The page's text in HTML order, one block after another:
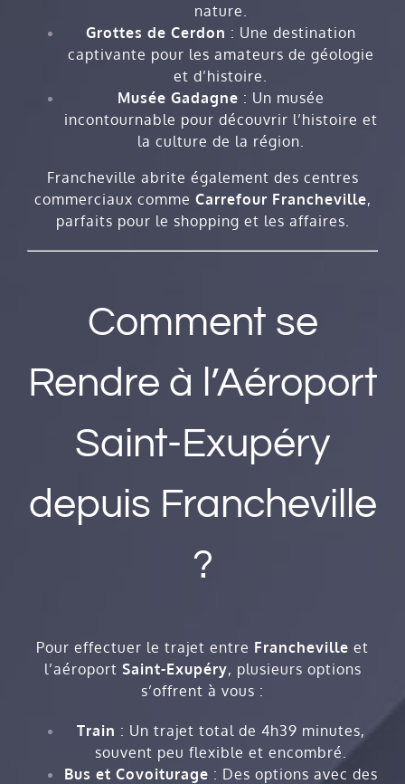
nature.
Grottes de Cerdon : Une destination
captivante pour les amateurs de géologie
et d’histoire.
Musée Gadagne : Un musée
incontournable pour découvrir l’histoire et
la culture de la région.
Francheville abrite également des centres
commerciaux comme Carrefour Francheville,
parfaits pour le shopping et les affaires.
Comment se
Rendre à l’Aéroport
Saint-Exupéry
depuis Francheville
?
Pour effectuer le trajet entre Francheville et
l’aéroport Saint-Exupéry, plusieurs options
s’offrent à vous :
Train : Un trajet total de 4h39 minutes,
souvent peu flexible et encombré.
Bus et Covoiturage : Des options avec des